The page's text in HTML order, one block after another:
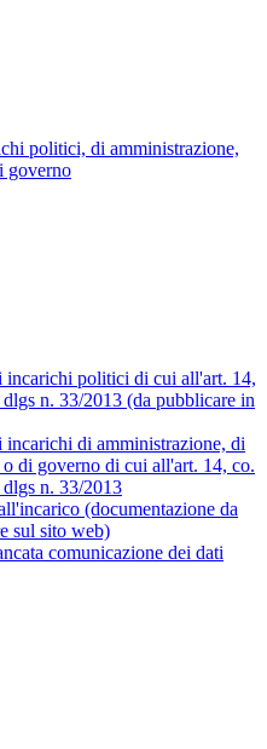
politici, di amministrazione,
governo
incarichi politici di cui all'art. 14,
n. 33/2013 (da pubblicare in
incarichi di amministrazione, di
di governo di cui all'art. 14, co.
n. 33/2013
(documentazione da
sul sito web)
comunicazione dei dati